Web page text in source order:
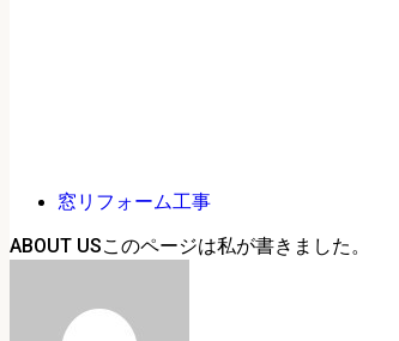
窓リフォーム工事
ABOUT US